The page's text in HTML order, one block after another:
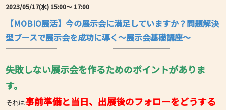
2023/05/17(水) 15:00〜 17:00
【MOBIO展活】今の展示会に満足していますか？問題解決
型ブースで展示会を成功に導く～展示会基礎講座～
失敗しない展示会を作るためのポイントがありま
す。
それは事前準備と当日、出展後のフォローをどうする